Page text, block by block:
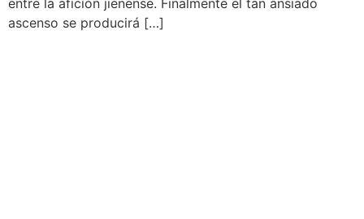
entre la afición jienense. Finalmente el tan ansiado
ascenso se producirá […]